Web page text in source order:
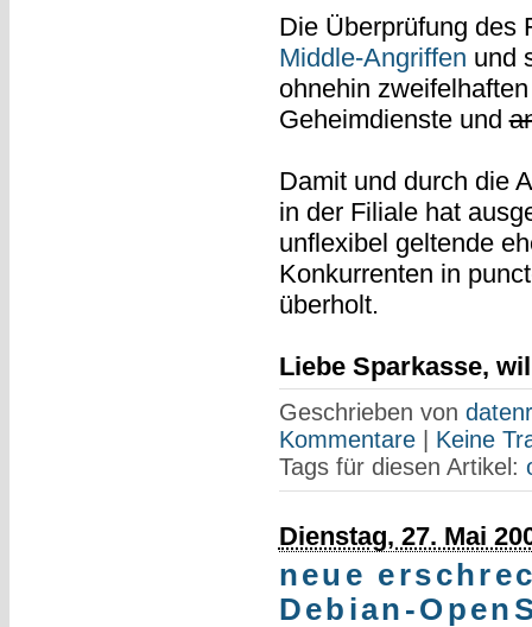
Die Überprüfung des
Middle-Angriffen und
ohnehin
Geheimdienste und
Damit und durch die
in der Filiale hat
unflexibel geltende
Konkurrenten in
überholt.
Liebe Sparkasse,
Geschrieben von
Kommentare| Keine
Tags für diesen Artikel:
Dienstag, 27. Mai
neue
Debian-